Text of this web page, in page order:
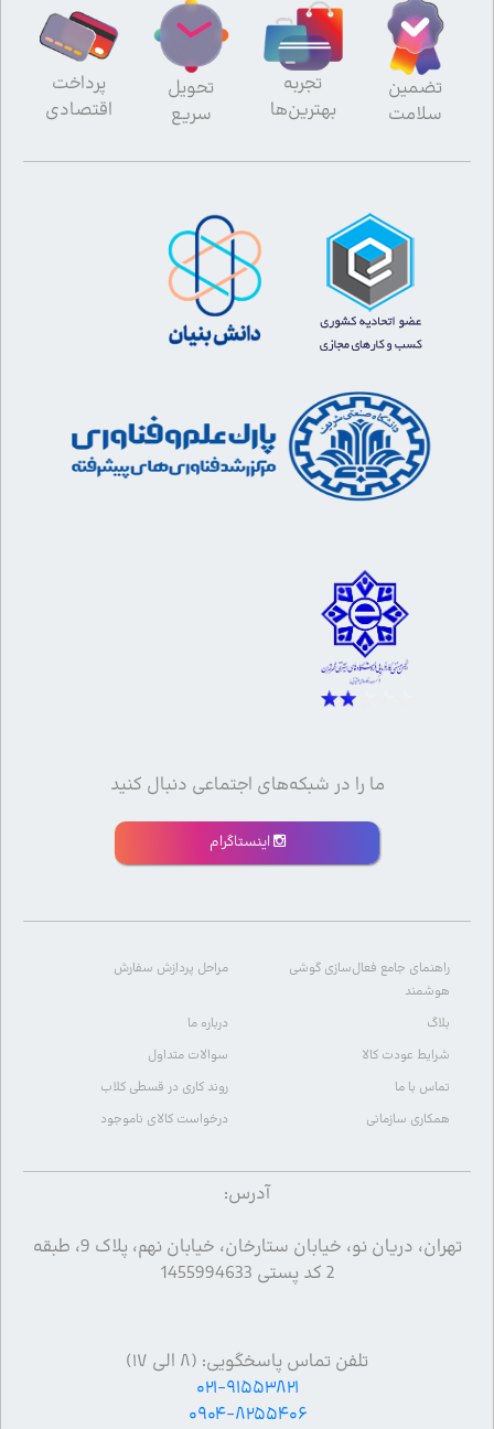
تضمین
سلامت
تجربه
بهترین‌ها
تحویل
سریع
پرداخت
اقتصادی
ما را در شبکه‌های اجتماعی دنبال کنید
اینستاگرام
راهنمای جامع فعال‌سازی گوشی
هوشمند
مراحل پردازش سفارش
بلاگ
درباره ما
شرایط عودت کالا
سوالات متداول
تماس با ما
روند کاری در قسطی کلاب
همکاری سازمانی
درخواست کالای ناموجود
آدرس:
تهران، دریان نو، خیابان ستارخان، خیابان نهم، پلاک 9، طبقه
2 کد پستی 1455994633
تلفن تماس پاسخگویی: (۸ الی ۱۷)
۰۲۱-۹۱۵۵۳۸۲۱
۰۹۰۴-۸۲۵۵۴۰۶